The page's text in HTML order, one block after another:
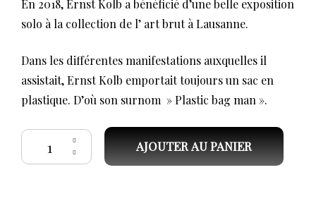
En 2018, Ernst Kolb a bénéficié d’une belle exposition
solo à la collection de l’ art brut à Lausanne.
Dans les différentes manifestations auxquelles il
assistait, Ernst Kolb emportait toujours un sac en
plastique. D’où son surnom » Plastic bag man ».
quantité de Ernst KOLB, Sans titre, P17
AJOUTER AU PANIER